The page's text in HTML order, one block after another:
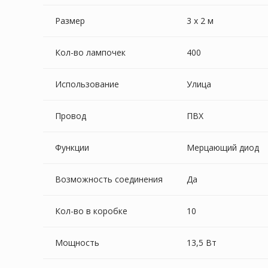
Размер 3 х 2 м
Кол-во лампочек 400
Использование Улица
Провод ПВХ
Функции Мерцающий диод
Возможность соединения Да
Кол-во в коробке 10
Мощность 13,5 Вт